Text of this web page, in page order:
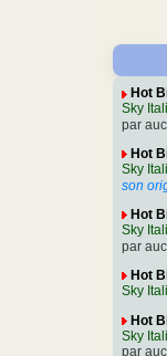
Hot
Sky
par
Hot
Sky
son
Hot
Sky
par
Hot
Sky
Hot
Sky
par